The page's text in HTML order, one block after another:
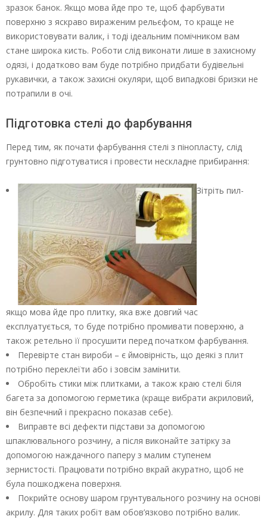
зразок банок. Якщо мова йде про те, щоб фарбувати
поверхню з яскраво вираженим рельєфом, то краще не
використовувати валик, і тоді ідеальним помічником вам
стане широка кисть. Роботи слід виконати лише в захисному
одязі, і додатково вам буде потрібно придбати будівельні
рукавички, а також захисні окуляри, щоб випадкові бризки не
потрапили в очі.
Підготовка стелі до фарбування
Перед тим, як почати фарбування стелі з пінопласту, слід
грунтовно підготуватися і провести нескладне прибирання:
Зітріть пил-
якщо мова йде про плитку, яка вже довгий час
експлуатується, то буде потрібно промивати поверхню, а
також ретельно її просушити перед початком фарбування.
Перевірте стан вироби – є ймовірність, що деякі з плит
потрібно переклеїти або і зовсім замінити.
Обробіть стики між плитками, а також краю стелі біля
багета за допомогою герметика (краще вибрати акриловий,
він безпечний і прекрасно показав себе).
Виправте всі дефекти підстави за допомогою
шпаклювального розчину, а після виконайте затірку за
допомогою наждачного паперу з малим ступенем
зернистості. Працювати потрібно вкрай акуратно, щоб не
була пошкоджена поверхня.
Покрийте основу шаром грунтувального розчину на основі
акрилу. Для таких робіт вам обов’язково потрібно валик.